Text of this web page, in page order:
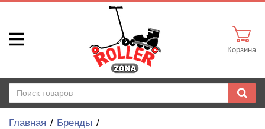
Корзина
Главная Бренды